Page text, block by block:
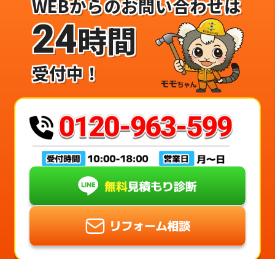
WEBからのお問い合わせは
24時間
受付中！